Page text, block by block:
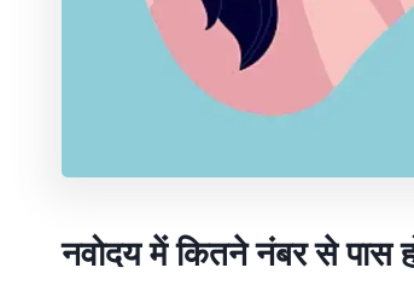
नवोदय में कितने नंबर से पास